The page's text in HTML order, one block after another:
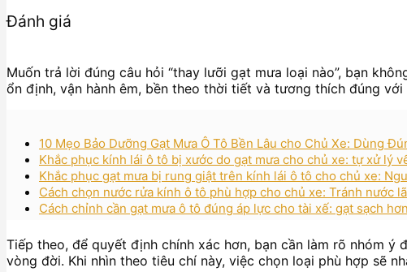
Đánh giá
Muốn trả lời đúng câu hỏi “thay lưỡi gạt mưa loại nào”, bạn
ổn định, vận hành êm, bền theo thời tiết và tương thích đúng
10 Mẹo Bảo Dưỡng Gạt Mưa Ô Tô Bền Lâu cho Chủ Xe: Dùng
Khắc phục kính lái ô tô bị xước do gạt mưa cho chủ xe: tự xử lý
Khắc phục gạt mưa bị rung giật trên kính lái ô tô cho chủ xe:
Cách chọn nước rửa kính ô tô phù hợp cho chủ xe: Tránh nước
Cách chỉnh cần gạt mưa ô tô đúng áp lực cho tài xế: gạt sạch
Tiếp theo, để quyết định chính xác hơn, bạn cần làm rõ nhóm ý
vòng đời. Khi nhìn theo tiêu chí này, việc chọn loại phù hợp sẽ